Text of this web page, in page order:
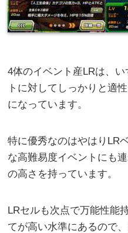
4体のイベント産LRは、
トに対してしっかりと適
になっています。
特に優秀なのはやはりLR
な高難易度イベントにも
の高さを持っています。
LRセルも次点で万能性能
てが高い水準にあるので